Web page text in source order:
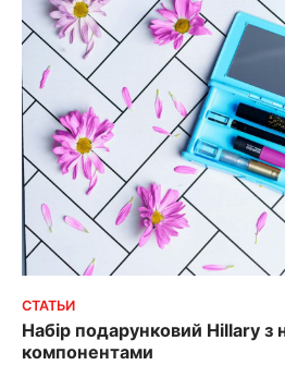
СТАТЬИ
Набір подарунковий Hillary з
компонентами